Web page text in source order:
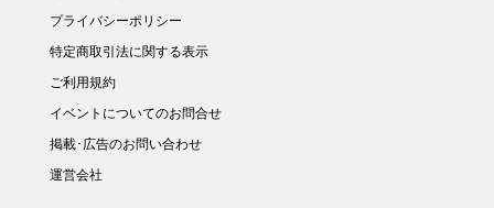
プライバシーポリシー
特定商取引法に関する表示
ご利用規約
イベントについてのお問合せ
掲載･広告のお問い合わせ
運営会社